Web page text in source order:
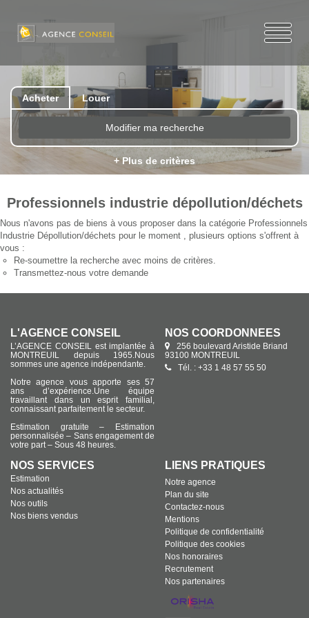
Acheter Louer
Modifier ma recherche
+ Plus de critères
Professionnels industrie dépollution/déchets
Nous n'avons pas de biens à vous proposer dans la catégorie Professionnels
Industrie Dépollution/déchets pour le moment , plusieurs options s'offrent à
vous :
Re-soumettre la recherche avec moins de critères.
Transmettez-nous votre demande
L'AGENCE CONSEIL
L’AGENCE CONSEIL est implantée à
MONTREUIL depuis 1965.Nous
sommes une agence indépendante.
Notre agence vous apporte ses 57
ans d’expérience.Une équipe
travaillant dans un esprit familial,
connaissant parfaitement le secteur.
Estimation gratuite – Estimation
personnalisée – Sans engagement de
votre part – Sous 48 heures.
NOS COORDONNÉES
256 boulevard Aristide Briand
93100 MONTREUIL
Tél. : +33 1 48 57 55 50
NOS SERVICES
Estimation
Nos actualités
Nos outils
Nos biens vendus
LIENS PRATIQUES
Notre agence
Plan du site
Contactez-nous
Mentions
Politique de confidentialité
Politique des cookies
Nos honoraires
Recrutement
Nos partenaires